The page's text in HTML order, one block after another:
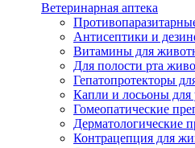
Ветеринарная аптека
Антисептики и
Витамины для
Для полости рта
Гепатопротекторы
Капли и лосьоны
Гомеопатические
Дерматологические
Контрацепция для